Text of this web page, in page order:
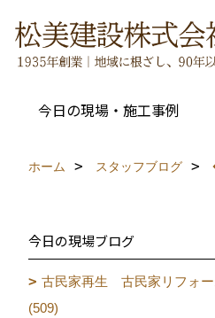
今日の現場・施工事例
ホーム スタッフブログ
今日の現場ブログ
古民家再生 古民家リフォー
(509)